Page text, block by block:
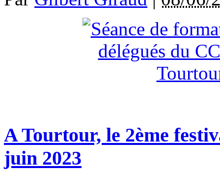
A Tourtour, le 2ème
juin 2023